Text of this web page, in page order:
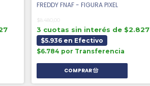
FREDDY FNAF - FIGURA PIXEL
$8.480,00
3 cuotas sin interés de $2.827
$5.936 en Efectivo
$6.784 por Transferencia